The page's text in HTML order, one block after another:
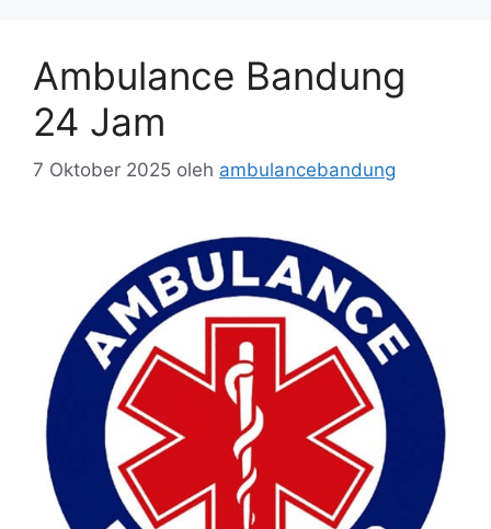
Ambulance Bandung
24 Jam
7 Oktober 2025 oleh ambulancebandung